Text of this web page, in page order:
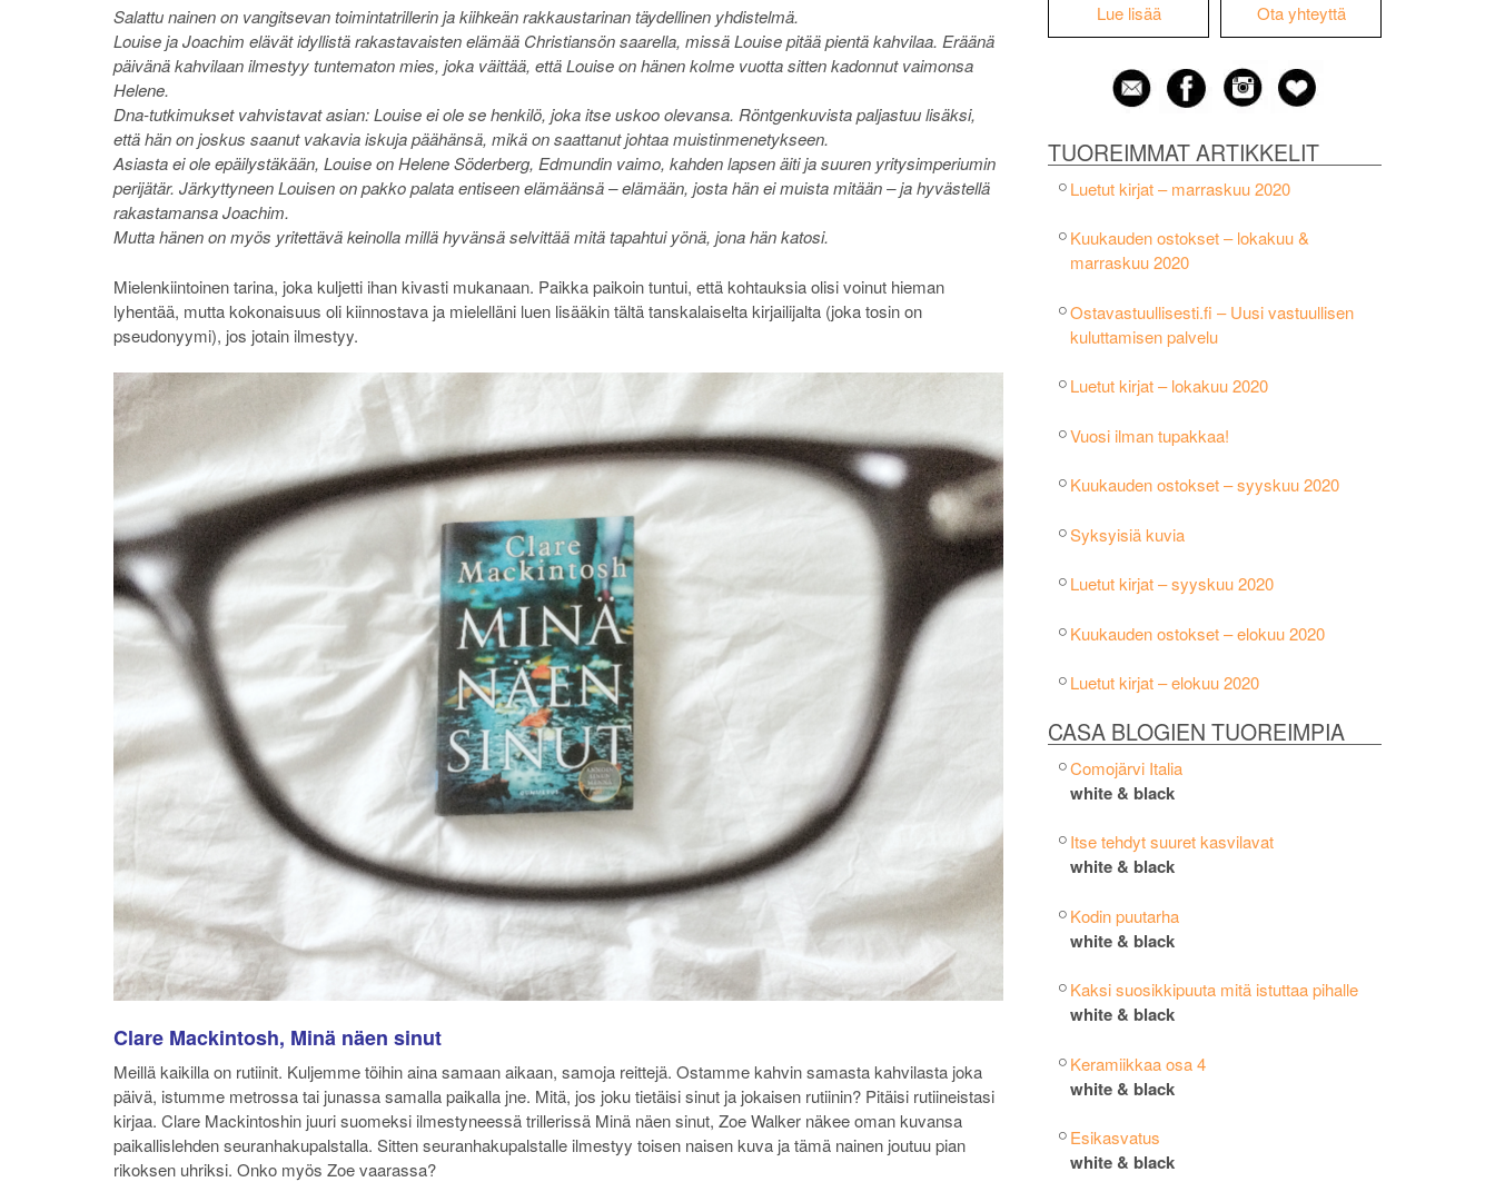
Lue lisää Ota yhteyttä
TUOREIMMAT ARTIKKELIT
Luetut kirjat – marraskuu 2020
Kuukauden ostokset – lokakuu &
marraskuu 2020
Ostavastuullisesti.fi – Uusi vastuullisen
kuluttamisen palvelu
Luetut kirjat – lokakuu 2020
Vuosi ilman tupakkaa!
Kuukauden ostokset – syyskuu 2020
Syksyisiä kuvia
Luetut kirjat – syyskuu 2020
Kuukauden ostokset – elokuu 2020
Luetut kirjat – elokuu 2020
CASA BLOGIEN TUOREIMPIA
Comojärvi Italia
white & black
Itse tehdyt suuret kasvilavat
white & black
Kodin puutarha
white & black
Kaksi suosikkipuuta mitä istuttaa pihalle
white & black
Keramiikkaa osa 4
white & black
Esikasvatus
white & black
Salattu nainen on vangitsevan toimintatrillerin ja kiihkeän rakkaustarinan täydellinen yhdistelmä.
Louise ja Joachim elävät idyllistä rakastavaisten elämää Christiansön saarella, missä Louise pitää pientä kahvilaa. Eräänä
päivänä kahvilaan ilmestyy tuntematon mies, joka väittää, että Louise on hänen kolme vuotta sitten kadonnut vaimonsa
Helene.
Dna-tutkimukset vahvistavat asian: Louise ei ole se henkilö, joka itse uskoo olevansa. Röntgenkuvista paljastuu lisäksi,
että hän on joskus saanut vakavia iskuja päähänsä, mikä on saattanut johtaa muistinmenetykseen.
Asiasta ei ole epäilystäkään, Louise on Helene Söderberg, Edmundin vaimo, kahden lapsen äiti ja suuren yritysimperiumin
perijätär. Järkyttyneen Louisen on pakko palata entiseen elämäänsä – elämään, josta hän ei muista mitään – ja hyvästellä
rakastamansa Joachim.
Mutta hänen on myös yritettävä keinolla millä hyvänsä selvittää mitä tapahtui yönä, jona hän katosi.
Mielenkiintoinen tarina, joka kuljetti ihan kivasti mukanaan. Paikka paikoin tuntui, että kohtauksia olisi voinut hieman
lyhentää, mutta kokonaisuus oli kiinnostava ja mielelläni luen lisääkin tältä tanskalaiselta kirjailijalta (joka tosin on
pseudonyymi), jos jotain ilmestyy.
Clare Mackintosh, Minä näen sinut
Meillä kaikilla on rutiinit. Kuljemme töihin aina samaan aikaan, samoja reittejä. Ostamme kahvin samasta kahvilasta joka
päivä, istumme metrossa tai junassa samalla paikalla jne. Mitä, jos joku tietäisi sinut ja jokaisen rutiinin? Pitäisi rutiineistasi
kirjaa. Clare Mackintoshin juuri suomeksi ilmestyneessä trillerissä Minä näen sinut, Zoe Walker näkee oman kuvansa
paikallislehden seuranhakupalstalla. Sitten seuranhakupalstalle ilmestyy toisen naisen kuva ja tämä nainen joutuu pian
rikoksen uhriksi. Onko myös Zoe vaarassa?